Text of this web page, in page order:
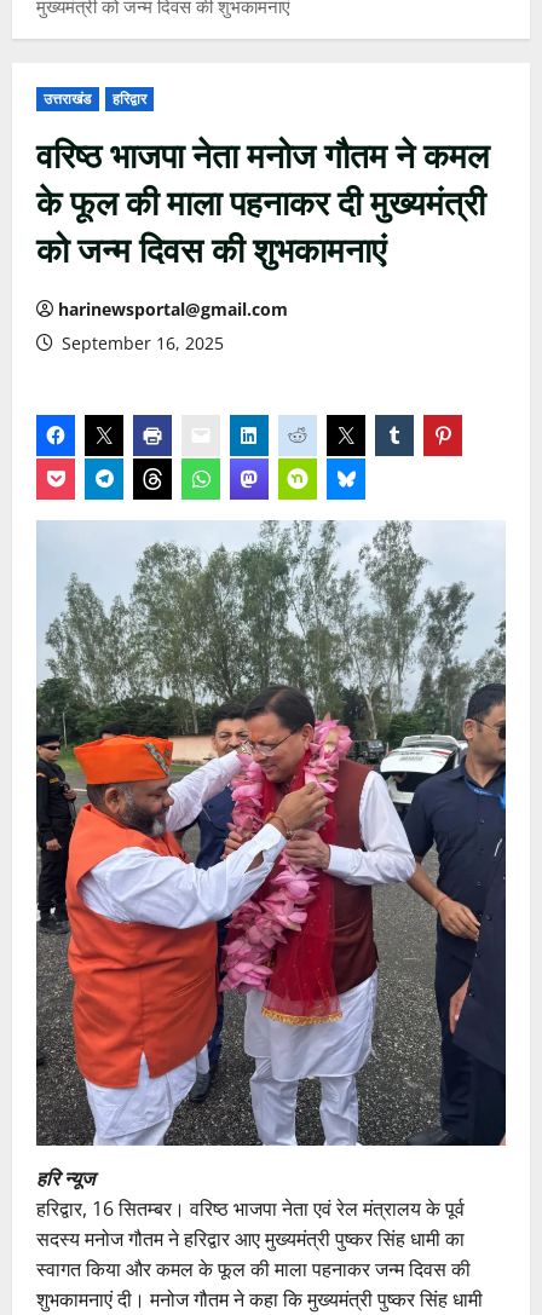
मुख्यमंत्री को जन्म दिवस की शुभकामनाएं
उत्तराखंड हरिद्वार
वरिष्ठ भाजपा नेता मनोज गौतम ने कमल
के फूल की माला पहनाकर दी मुख्यमंत्री
को जन्म दिवस की शुभकामनाएं
harinewsportal@gmail.com
September 16, 2025
हरि न्यूज
हरिद्वार, 16 सितम्बर। वरिष्ठ भाजपा नेता एवं रेल मंत्रालय के पूर्व
सदस्य मनोज गौतम ने हरिद्वार आए मुख्यमंत्री पुष्कर सिंह धामी का
स्वागत किया और कमल के फूल की माला पहनाकर जन्म दिवस की
शुभकामनाएं दी। मनोज गौतम ने कहा कि मुख्यमंत्री पुष्कर सिंह धामी